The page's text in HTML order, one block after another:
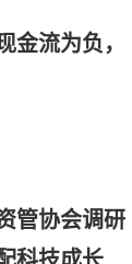
流为负，
管协会调研